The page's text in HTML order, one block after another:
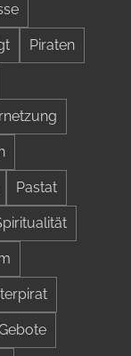
Piraten
Pastat